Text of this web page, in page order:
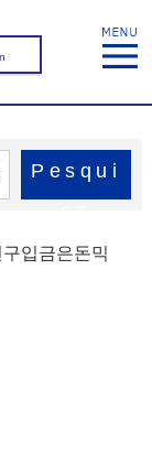
Pesqui
입금은돈믹